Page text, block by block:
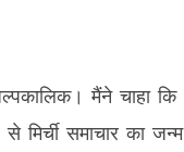
मैंने चाहा कि
मिर्ची समाचार का जन्म